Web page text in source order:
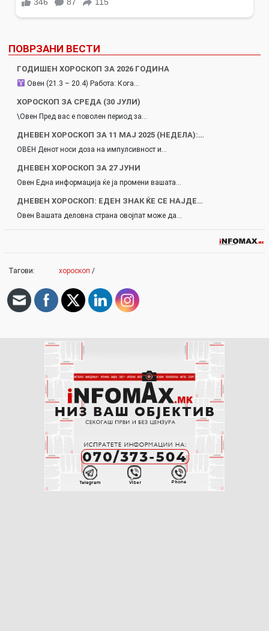
ПОВРЗАНИ ВЕСТИ
ГОДИШЕН ХОРОСКОП ЗА 2026 ГОДИНА
Овен (21.3 – 20.4) Работа: Кога…
ХОРОСКОП ЗА СРЕДА (30 ЈУЛИ)
\Овен Пред вас е поволен период за…
ДНЕВЕН XOPOCKOП ЗА 11 МАЈ 2025 (НЕДЕЛА):…
ОВЕН Денот носи доза на импулсивност и…
ДНЕВЕН ХОРОСКОП ЗА 27 ЈУНИ
Овен Една информација ќе ја промени вашата…
ДНЕВЕН ХОРОСКОП: ЕДЕН ЗНАК ЌЕ СЕ НАЈДЕ…
Овен Вашата деловна страна овојпат може да…
Тагови: хороскоп /